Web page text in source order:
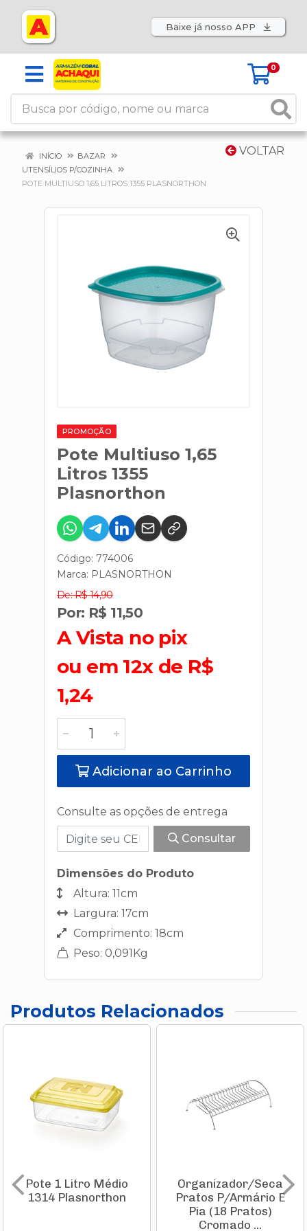
Baixe já nosso APP
0
VOLTAR
INÍCIO
BAZAR
UTENSÍLIOS P/COZINHA
POTE MULTIUSO 1,65 LITROS 1355 PLASNORTHON
PROMOÇÃO
Pote Multiuso 1,65
Litros 1355
Plasnorthon
Código: 774006
Marca: PLASNORTHON
De: R$ 14,90
Por: R$ 11,50
A Vista no pix
ou em 12x de R$
1,24
Adicionar ao Carrinho
Consulte as opções de entrega
Consultar
Dimensões do Produto
Altura: 11cm
Largura: 17cm
Comprimento: 18cm
Peso: 0,091Kg
Produtos Relacionados
Pote 1 Litro Médio
1314 Plasnorthon
Organizador/Seca
Pratos P/Armário E
Pia (18 Pratos)
Cromado ...